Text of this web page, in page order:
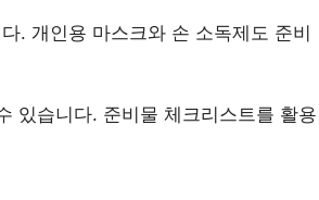
. 개인용 마스크와 손 소독제도 준비
있습니다. 준비물 체크리스트를 활용